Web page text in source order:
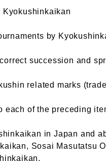
Kyokushinkaikan
by
succession and
related marks
each of the preceding
in Japan and
Sosai Masutatsu